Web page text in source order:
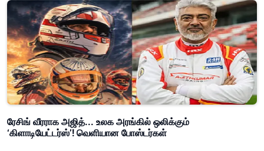
ரேசிங் வீரராக அஜித்... உலக அரங்கில் ஒலிக்கும்
‘கிளாடியேட்டர்ஸ்’! வெளியான போஸ்டர்கள்